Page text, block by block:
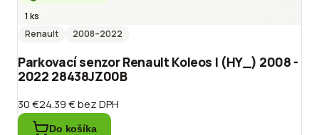
1 ks
Renault
2008–2022
Parkovací senzor Renault Koleos I (HY_) 2008 -
2022 28438JZ00B
30 €24.39 €bez DPH
Do košíka